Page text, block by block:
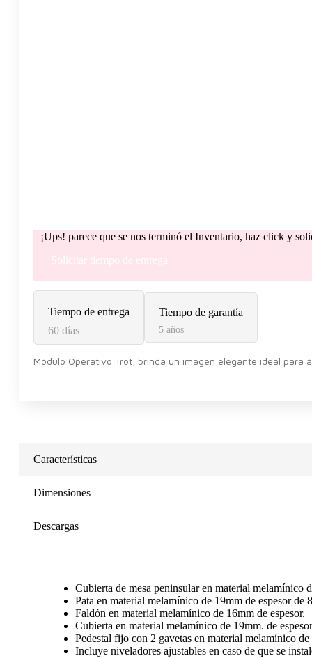
¡Ups! parece que se nos terminó el Inventario, haz click y
Solicitar tiempo de entrega
Tiempo de entrega
60 días
Tiempo de garantía
5 años
Módulo Operativo Trot, brinda un imagen elegante ideal
Características
Dimensiones
Descargas
Cubierta de mesa peninsular en material
Pata en material melamínico de 19mm de espesor de
Faldón en material melamínico de 16mm de espesor.
Cubierta en material melamínico de 19mm. de
Pedestal fijo con 2 gavetas en material melamínico
Incluye niveladores ajustables en caso de que se